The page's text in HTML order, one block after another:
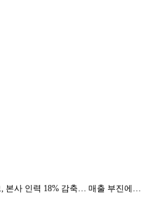
, 본사 인력 18% 감축… 매출 부진에…